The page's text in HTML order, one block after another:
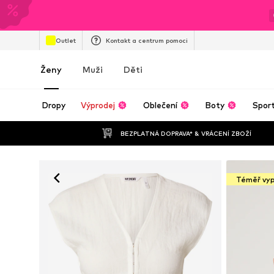
Outlet Kontakt a centrum pomoci
Ženy Muži Děti
Dropy Výprodej Oblečení Boty Sport
BEZPLATNÁ DOPRAVA* & VRÁCENÍ ZBOŽÍ
Téměř